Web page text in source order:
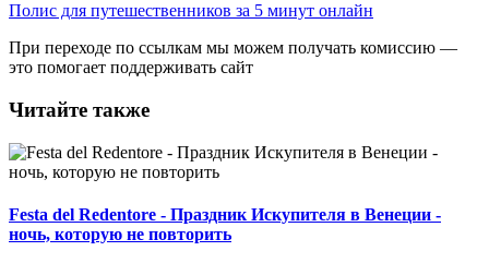
Полис для путешественников за 5 минут онлайн
При переходе по ссылкам мы можем получать комиссию —
это помогает поддерживать сайт
Читайте также
Festa del Redentore - Праздник Искупителя в Венеции -
ночь, которую не повторить